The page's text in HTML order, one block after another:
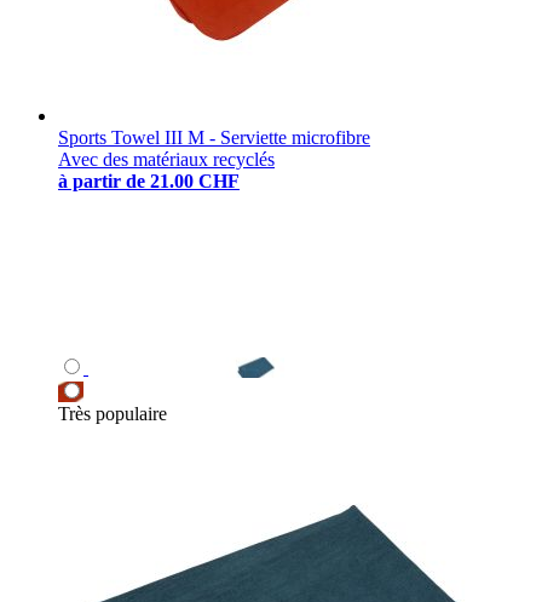
Sports Towel III M - Serviette microfibre
Avec des matériaux recyclés
à partir de 21.00 CHF
Très populaire